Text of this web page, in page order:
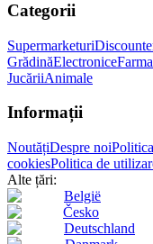
Categorii
Supermarketuri
GrădinăElectronice
JucăriiAnimale
Informații
NoutățiDespre noi
cookiesPolitica de
Alte țări:
België
Česko
Deutschland